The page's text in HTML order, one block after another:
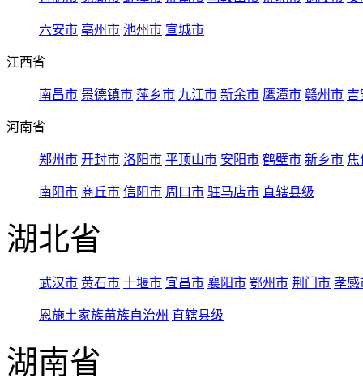
六安市 亳州市 池州市 宣城市
江西省
南昌市 景德镇市 萍乡市 九江市 新余市 鹰潭市 赣州市 吉
河南省
郑州市 开封市 洛阳市 平顶山市 安阳市 鹤壁市 新乡市 焦
南阳市 商丘市 信阳市 周口市 驻马店市 直辖县级
湖北省
武汉市 黄石市 十堰市 宜昌市 襄阳市 鄂州市 荆门市 孝感
恩施土家族苗族自治州 直辖县级
湖南省